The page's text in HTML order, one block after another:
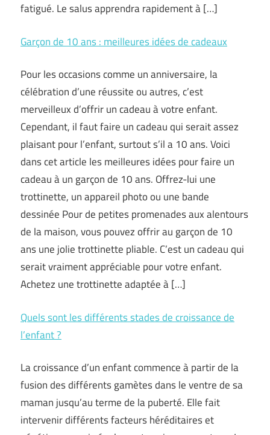
fatigué. Le salus apprendra rapidement à […]
Garçon de 10 ans : meilleures idées de cadeaux
Pour les occasions comme un anniversaire, la
célébration d’une réussite ou autres, c’est
merveilleux d’offrir un cadeau à votre enfant.
Cependant, il faut faire un cadeau qui serait assez
plaisant pour l’enfant, surtout s’il a 10 ans. Voici
dans cet article les meilleures idées pour faire un
cadeau à un garçon de 10 ans. Offrez-lui une
trottinette, un appareil photo ou une bande
dessinée Pour de petites promenades aux alentours
de la maison, vous pouvez offrir au garçon de 10
ans une jolie trottinette pliable. C’est un cadeau qui
serait vraiment appréciable pour votre enfant.
Achetez une trottinette adaptée à […]
Quels sont les différents stades de croissance de
l’enfant ?
La croissance d’un enfant commence à partir de la
fusion des différents gamètes dans le ventre de sa
maman jusqu’au terme de la puberté. Elle fait
intervenir différents facteurs héréditaires et